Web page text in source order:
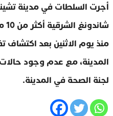
أجرت السلطات في مدينة
المدينة، مع عدم وجود
لجنة الصحة في المدينة.